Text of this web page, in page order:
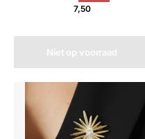
7,50
Niet op voorraad